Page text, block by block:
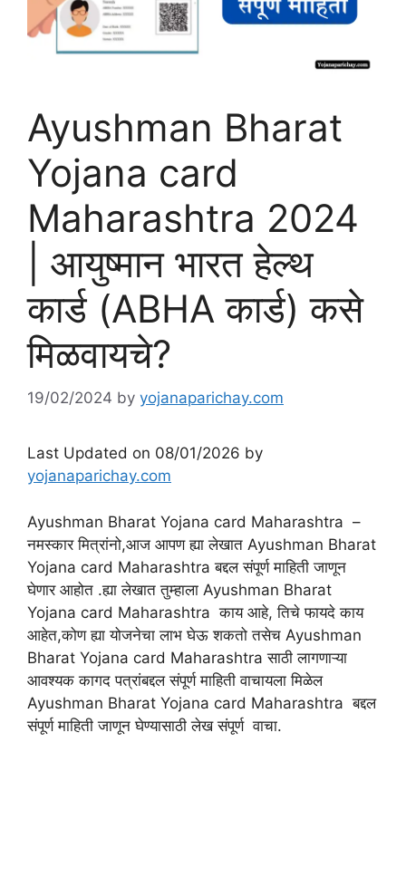
Ayushman Bharat
Yojana card
Maharashtra 2024
| आयुष्मान भारत हेल्थ
कार्ड (ABHA कार्ड) कसे
मिळवायचे?
19/02/2024 by yojanaparichay.com
Last Updated on 08/01/2026 by
yojanaparichay.com
Ayushman Bharat Yojana card Maharashtra –
नमस्कार मित्रांनो,आज आपण ह्या लेखात Ayushman Bharat
Yojana card Maharashtra बद्दल संपूर्ण माहिती जाणून
घेणार आहोत .ह्या लेखात तुम्हाला Ayushman Bharat
Yojana card Maharashtra काय आहे, तिचे फायदे काय
आहेत,कोण ह्या योजनेचा लाभ घेऊ शकतो तसेच Ayushman
Bharat Yojana card Maharashtra साठी लागणाऱ्या
आवश्यक कागद पत्रांबद्दल संपूर्ण माहिती वाचायला मिळेल
Ayushman Bharat Yojana card Maharashtra बद्दल
संपूर्ण माहिती जाणून घेण्यासाठी लेख संपूर्ण वाचा.